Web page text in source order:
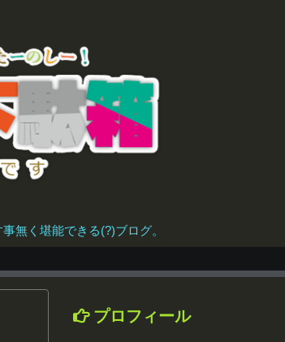
無く堪能できる(?)ブログ。
プロフィール